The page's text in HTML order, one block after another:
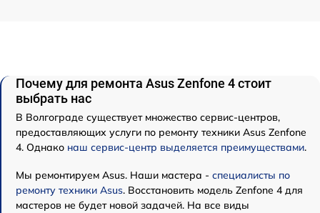
Почему для ремонта Asus Zenfone 4 стоит
выбрать нас
В Волгограде существует множество сервис-центров,
предоставляющих услуги по ремонту техники Asus Zenfone
4. Однако наш сервис-центр выделяется преимуществами.
Мы ремонтируем Asus. Наши мастера - специалисты по
ремонту техники Asus. Восстановить модель Zenfone 4 для
мастеров не будет новой задачей. На все виды